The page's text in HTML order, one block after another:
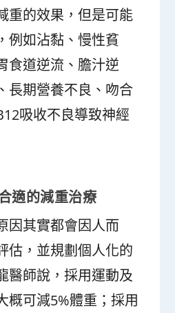
重的效果，但是可能
例如沾黏、慢性貧
食道逆流、膽汁逆
長期營養不良、吻合
吸收不良導致神經
適的減重治療
因其實都會因人而
估，並規劃個人化的
醫師說，採用運動及
概可減5%體重；採用